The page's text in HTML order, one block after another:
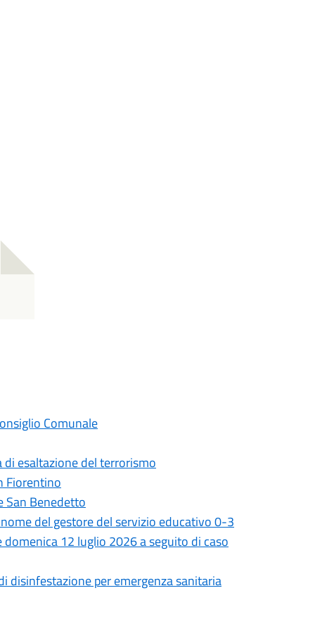
Comunale
esaltazione del terrorismo
Fiorentino
San Benedetto
del gestore del servizio educativo 0-3
12 luglio 2026 a seguito di caso
disinfestazione per emergenza sanitaria